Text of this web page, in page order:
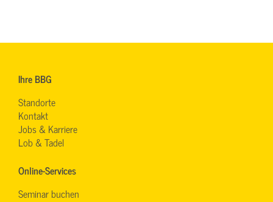
Ihre BBG
Standorte
Kontakt
Jobs & Karriere
Lob & Tadel
Online-Services
Seminar buchen